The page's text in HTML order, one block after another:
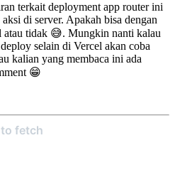
terkait deployment app router ini
di server. Apakah bisa dengan
atau tidak 😅. Mungkin nanti kalau
selain di Vercel akan coba
kalian yang membaca ini ada
😁